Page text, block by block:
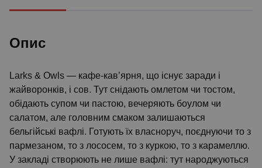
Опис
Larks & Owls — кафе-кав’ярня, що існує заради і
жайворонків, і сов. Тут снідають омлетом чи тостом,
обідають супом чи пастою, вечеряють боулом чи
салатом, але головним смаком залишаються
бельгійські вафлі. Готують їх власноруч, поєднуючи то з
пармезаном, то з лососем, то з куркою, то з карамеллю.
У закладі створюють не лише вафлі: тут народжуються